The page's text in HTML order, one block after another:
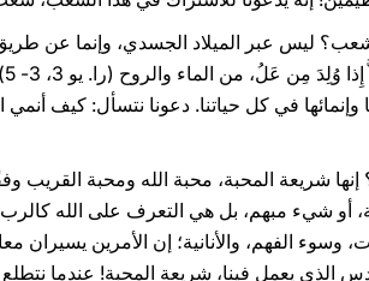
ليس عبر الميلاد الجسدي، وإنما عن
وإنمائها في كل حياتنا. دعونا نتسأل: كيف
أو شيء مبهم، بل هي التعرف على الله كالرب
وسوء الفهم، والأنانية؛ إن الأمرين
الذي يعمل فينا، شريعة المحبة! عندما نتطلع